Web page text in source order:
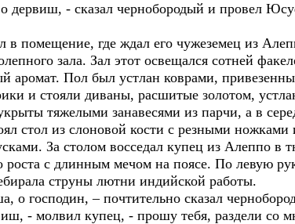
дервиш, - сказал чернобородый и провел
помещение, где ждал его чужеземец из
зала. Зал этот освещался сотней
аромат. Пол был устлан коврами,
и стояли диваны, расшитые золотом,
тяжелыми занавесями из парчи, а в
стол из слоновой кости с резными
За столом восседал купец из Алеппо в
роста с длинным мечом на поясе. По левую
струны лютни индийской работы.
о господин, – почтительно сказал
- молвил купец, - прошу тебя, раздели со